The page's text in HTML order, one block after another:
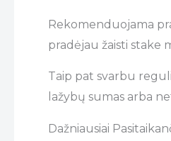
Rekomenduojama
pradėjau žaisti stake
Taip pat svarbu
lažybų sumas arba
Dažniausiai